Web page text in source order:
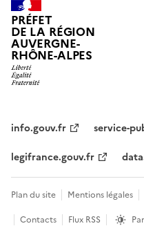
PRÉFET
DE LA RÉGION
AUVERGNE-
RHÔNE-ALPES
info.gouv.fr
service-
legifrance.gouv.fr
Plan du site Mentions légales
Contacts
Flux RSS